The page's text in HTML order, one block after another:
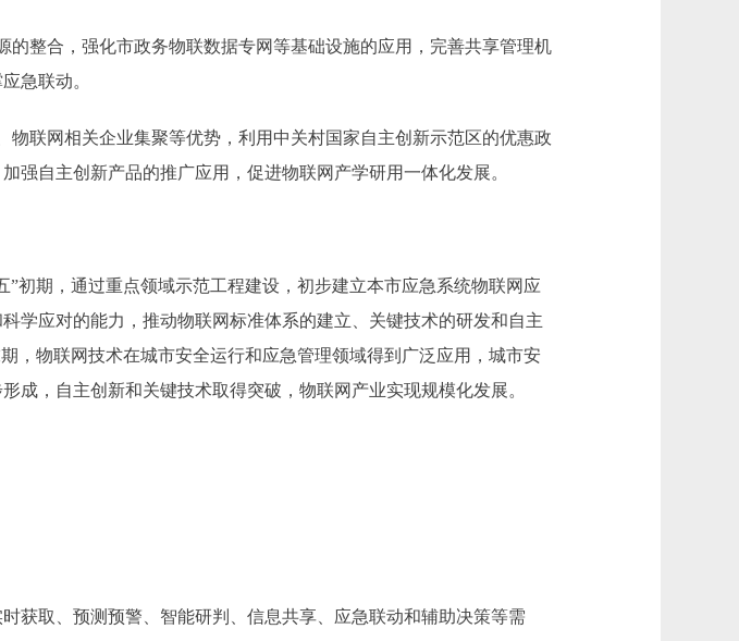
整合，强化市政务物联数据专网等基础设施的应用，完善共享管理机
急联动。
联网相关企业集聚等优势，利用中关村国家自主创新示范区的优惠政
强自主创新产品的推广应用，促进物联网产学研用一体化发展。
期，通过重点领域示范工程建设，初步建立本市应急系统物联网应
学应对的能力，推动物联网标准体系的建立、关键技术的研发和自主
，物联网技术在城市安全运行和应急管理领域得到广泛应用，城市安
成，自主创新和关键技术取得突破，物联网产业实现规模化发展。
取、预测预警、智能研判、信息共享、应急联动和辅助决策等需